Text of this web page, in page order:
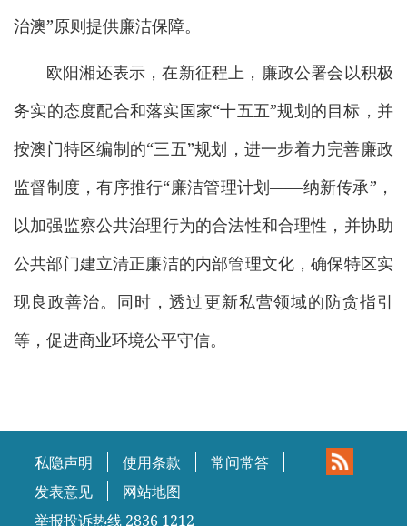
治澳”原则提供廉洁保障。
欧阳湘还表示，在新征程上，廉政公署会以积极
务实的态度配合和落实国家“十五五”规划的目标，并
按澳门特区编制的“三五”规划，进一步着力完善廉政
监督制度，有序推行“廉洁管理计划——纳新传承”，
以加强监察公共治理行为的合法性和合理性，并协助
公共部门建立清正廉洁的内部管理文化，确保特区实
现良政善治。同时，透过更新私营领域的防贪指引
等，促进商业环境公平守信。
私隐声明 使用条款
常问常答
发表意见
网站地图
举报投诉热线 2836 1212